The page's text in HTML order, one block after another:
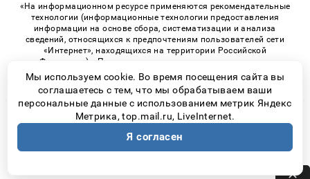
«На информационном ресурсе применяются рекомендательные
технологии (информационные технологии предоставления
информации на основе сбора, систематизации и анализа
сведений, относящихся к предпочтениям пользователей сети
«Интернет», находящихся на территории Российской
Федерации)». Правила применения рекомендательных
технологий в виджетах рекламно-обменной сети
«СМИ2» (PDF)
© 2026 «ProGorodSamara» | Все права защищены
Возрастная категория сайта 16+
Политика конфиденциальности
Мы используем cookie. Во время посещения сайта вы
соглашаетесь с тем, что мы обрабатываем ваши
персональные данные с использованием метрик Яндекс
Метрика, top.mail.ru, LiveInternet.
Я согласен